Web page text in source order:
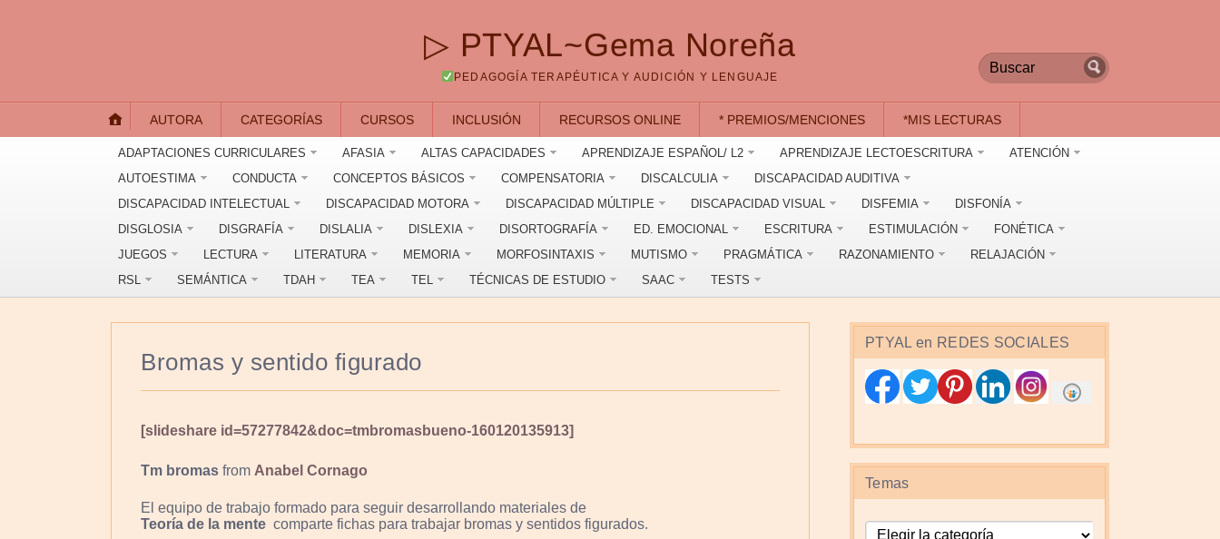
▷ PTYAL~Gema Noreña
PEDAGOGÍA TERAPÉUTICA Y AUDICIÓN Y LENGUAJE
AUTORA CATEGORÍAS CURSOS INCLUSIÓN RECURSOS ONLINE * PREMIOS/MENCIONES *MIS LECTURAS
ADAPTACIONES CURRICULARES AFASIA ALTAS CAPACIDADES APRENDIZAJE ESPAÑOL/ L2 APRENDIZAJE LECTOESCRITURA
ATENCIÓN
AUTOESTIMA
CONDUCTA CONCEPTOS BÁSICOS COMPENSATORIA DISCALCULIA
DISCAPACIDAD AUDITIVA
DISCAPACIDAD INTELECTUAL
DISCAPACIDAD MOTORA DISCAPACIDAD MÚLTIPLE DISCAPACIDAD VISUAL DISFEMIA
DISFONÍA
DISGLOSIA
DISGRAFÍA DISLALIA DISLEXIA DISORTOGRAFÍA ED. EMOCIONAL ESCRITURA ESTIMULACIÓN
FONÉTICA
JUEGOS
LECTURA LITERATURA MEMORIA MORFOSINTAXIS MUTISMO PRAGMÁTICA RAZONAMIENTO
RELAJACIÓN
RSL
SEMÁNTICA TDAH TEA TEL TÉCNICAS DE ESTUDIO SAAC TESTS
Bromas y sentido figurado
[slideshare id=57277842&doc=tmbromasbueno-160120135913]
Tm bromas from Anabel Cornago
El equipo de trabajo formado para seguir desarrollando materiales de
Teoría de la mente comparte fichas para trabajar bromas y sentidos figurados.
PTYAL en REDES SOCIALES
Temas
Temas